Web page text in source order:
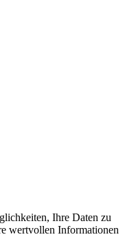
Ihre Daten zu
wertvollen Informationen